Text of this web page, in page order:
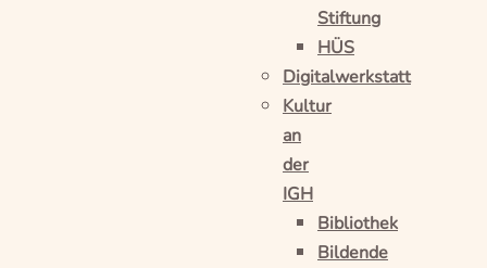
Stiftung
HÜS
Digitalwerkstatt
Kultur
an
der
IGH
Bibliothek
Bildende